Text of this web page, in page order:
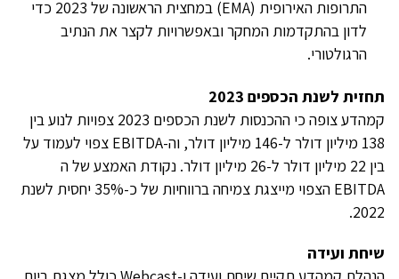
התרופות האירופית (EMA) במחצית הראשונה של 2023 כדי
לדון בהתקדמות המחקר ובאפשרויות לקצר את הנתיב
הרגולטורי.
תחזית לשנת הכספים 2023
קמהדע צופה כי ההכנסות לשנת הכספים 2023 צפויות לנוע בין
138 מיליון דולר ל-146 מיליון דולר, וה-EBITDA צפוי לעמוד על
בין 22 מיליון דולר ל-26 מיליון דולר. נקודת האמצע של ה
EBITDA הצפוי מייצגת צמיחה ברווחיות של כ-35% יחסית לשנת
2022.
שיחת ועידה